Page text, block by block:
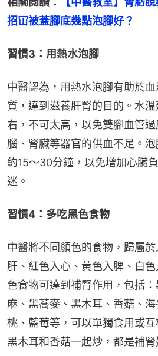
招冚被蓋腳底幾點泡腳好？
習慣3：用熱水泡腳
中醫認為，用熱水泡腳有助於
質，達到滋養肝腎的目的。水
右，不可太高，以免雙腳血管過
腦、腎臟等器官的供血不足。
約15～30分鐘，以免增加心臟
迷。
習慣4：多吃黑色食物
中醫將不同顏色的食物，歸屬
肝、紅色入心、黃色入脾、白
色食物可達到補腎作用，包括
麻、黑蕎麥、黑木耳、香菇、
桃、藍莓等，可以單獨食用或
黑木耳和香菇一起炒，都是補腎